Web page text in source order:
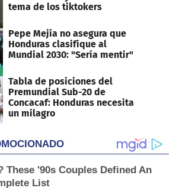
tema de los tiktokers
Pepe Mejía no asegura que
Honduras clasifique al
Mundial 2030: "Sería mentir"
Tabla de posiciones del
Premundial Sub-20 de
Concacaf: Honduras necesita
un milagro